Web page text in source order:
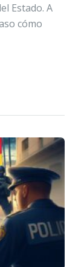
Estado. A
cómo